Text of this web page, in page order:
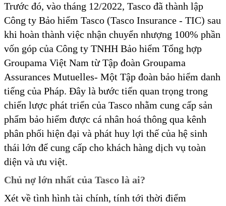
Trước đó, vào tháng 12/2022, Tasco đã thành lập
Công ty Bảo hiểm Tasco (Tasco Insurance - TIC) sau
khi hoàn thành việc nhận chuyển nhượng 100% phần
vốn góp của Công ty TNHH Bảo hiểm Tổng hợp
Groupama Việt Nam từ Tập đoàn Groupama
Assurances Mutuelles- Một Tập đoàn bảo hiểm danh
tiếng của Pháp. Đây là bước tiến quan trọng trong
chiến lược phát triển của Tasco nhằm cung cấp sản
phẩm bảo hiểm được cá nhân hoá thông qua kênh
phân phối hiện đại và phát huy lợi thế của hệ sinh
thái lớn để cung cấp cho khách hàng dịch vụ toàn
diện và ưu việt.
Chủ nợ lớn nhất của Tasco là ai?
Xét về tình hình tài chính, tính tới thời điểm